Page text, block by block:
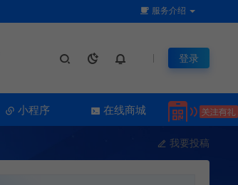
服务介绍
登录
小程序 在线商城
我要投稿